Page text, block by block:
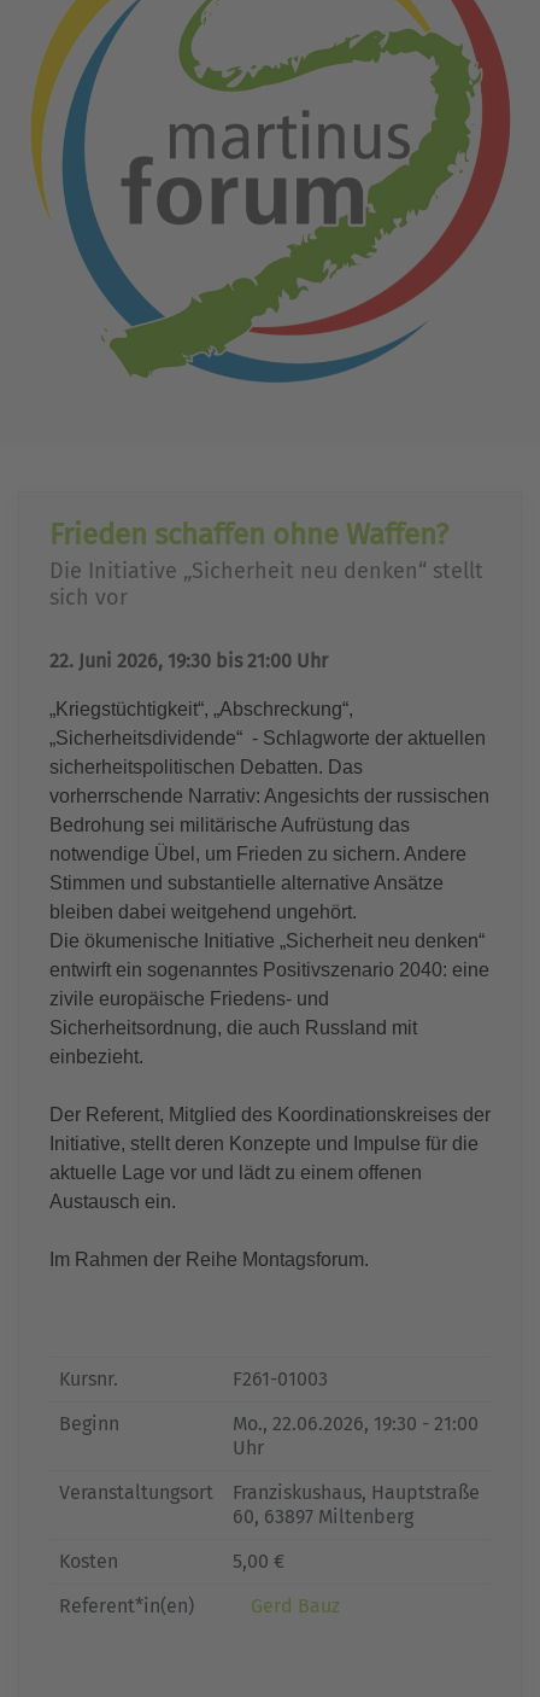
Frieden schaffen ohne Waffen?
Die Initiative „Sicherheit neu denken“ stellt
sich vor
22. Juni 2026, 19:30 bis 21:00 Uhr
„Kriegstüchtigkeit“, „Abschreckung“,
„Sicherheitsdividende“ - Schlagworte der aktuellen
sicherheitspolitischen Debatten. Das
vorherrschende Narrativ: Angesichts der russischen
Bedrohung sei militärische Aufrüstung das
notwendige Übel, um Frieden zu sichern. Andere
Stimmen und substantielle alternative Ansätze
bleiben dabei weitgehend ungehört.
Die ökumenische Initiative „Sicherheit neu denken“
entwirft ein sogenanntes Positivszenario 2040: eine
zivile europäische Friedens- und
Sicherheitsordnung, die auch Russland mit
einbezieht.
Der Referent, Mitglied des Koordinationskreises der
Initiative, stellt deren Konzepte und Impulse für die
aktuelle Lage vor und lädt zu einem offenen
Austausch ein.
Im Rahmen der Reihe Montagsforum.
Kursnr.
F261-01003
Beginn
Mo., 22.06.2026, 19:30 - 21:00
Uhr
Veranstaltungsort
Franziskushaus, Hauptstraße
60, 63897 Miltenberg
Kosten
5,00 €
Referent*in(en)
Gerd Bauz